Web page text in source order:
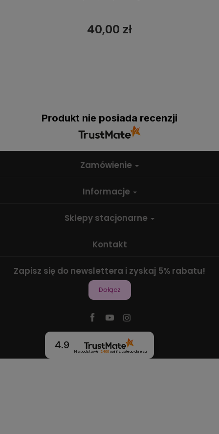
40,00 zł
Produkt nie posiada recenzji
Zamówienie
Informacje
Sklepy stacjonarne
Kontakt
Zapisz się do newslettera i zyskaj 5% rabatu!
Dołącz
4.9
Na podstawie 2466opinii z całego okresu